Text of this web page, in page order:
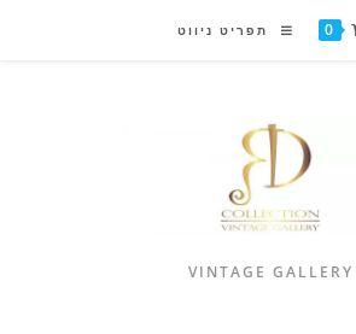
0 תפריט ניווט
VINTAGE GALLERY